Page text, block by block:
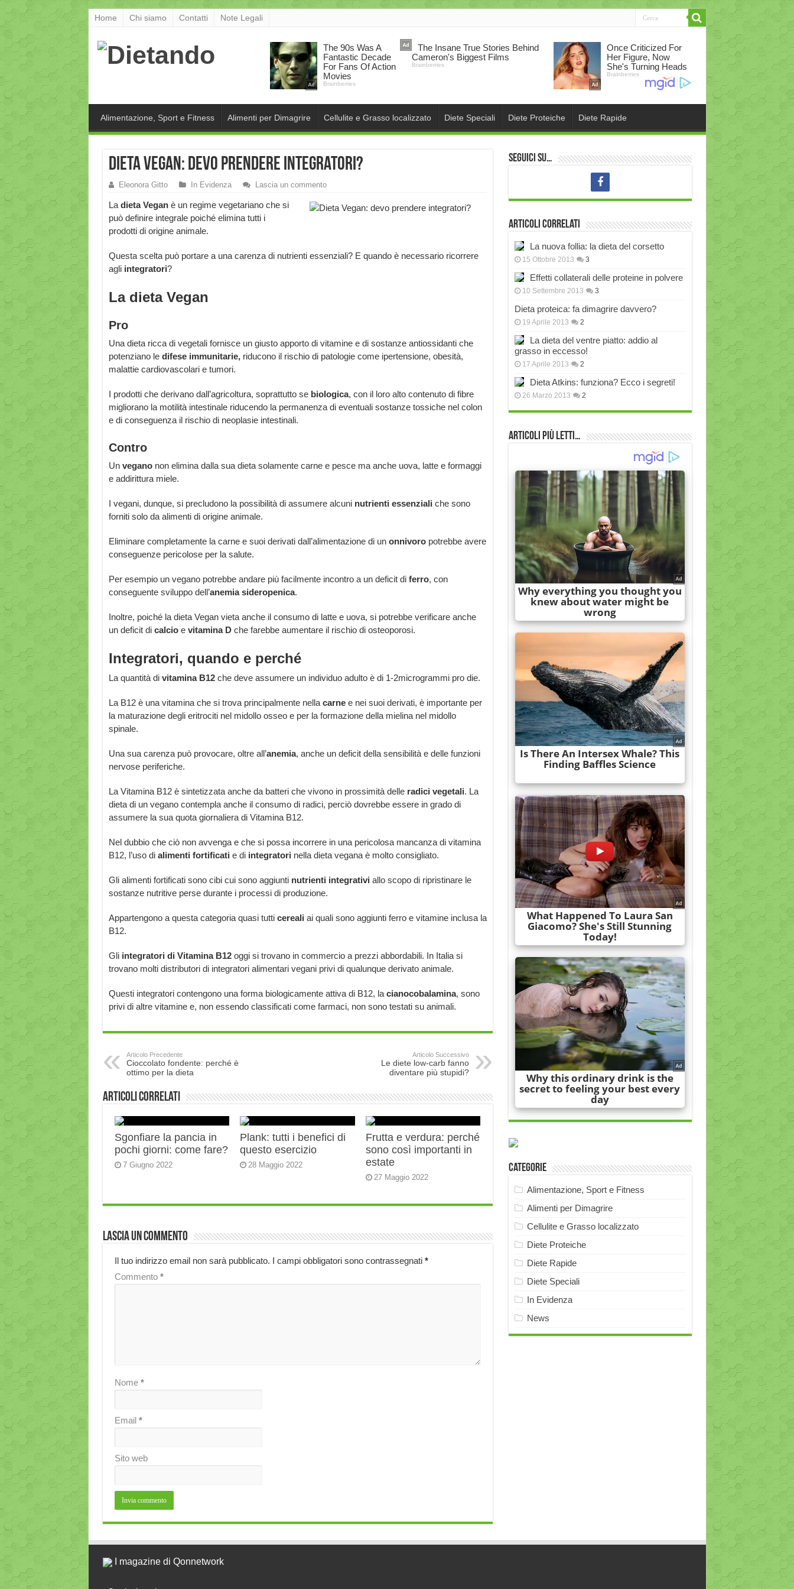
Home Chi siamo Contatti Note Legali
Alimentazione, Sport e Fitness Alimenti per Dimagrire Cellulite e Grasso localizzato Diete Speciali Diete Proteiche Diete Rapide
Dieta Vegan: devo prendere integratori?
Eleonora Gitto In Evidenza Lascia un commento
La dieta Veganè un regime vegetariano che si
può definire integrale poiché elimina tutti i
prodotti di origine animale.
Questa scelta può portare a una carenza di nutrienti essenziali? E quando è necessario ricorrere
agliintegratori?
La dieta Vegan
Pro
Una dieta ricca di vegetali fornisce un giusto apporto di vitamine e di sostanze antiossidanti che
potenziano le difese immunitarie, riducono il rischio di patologie come ipertensione, obesità,
malattie cardiovascolari e tumori.
I prodotti che derivano dall’agricoltura, soprattutto se biologica, con il loro alto contenuto di fibre
migliorano la motilità intestinale riducendo la permanenza di eventuali sostanze tossiche nel colon
e di conseguenza il rischio di neoplasie intestinali.
Contro
Unveganonon elimina dalla sua dieta solamente carne e pesce ma anche uova, latte e formaggi
e addirittura miele.
I vegani, dunque, si precludono la possibilità di assumere alcuni nutrienti essenziali che sono
forniti solo da alimenti di origine animale.
Eliminare completamente la carne e suoi derivati dall’alimentazione di un onnivoropotrebbe avere
conseguenze pericolose per la salute.
Per esempio un vegano potrebbe andare più facilmente incontro a un deficit di ferro, con
conseguente sviluppo dell’anemia sideropenica.
Inoltre, poiché la dieta Vegan vieta anche il consumo di latte e uova, si potrebbe verificare anche
un deficit di calcioe vitamina Dche farebbe aumentare il rischio di osteoporosi.
Integratori, quando e perché
La quantità di vitamina B12che deve assumere un individuo adulto è di 1-2microgrammi pro die.
La B12 è una vitamina che si trova principalmente nella carnee nei suoi derivati, è importante per
la maturazione degli eritrociti nel midollo osseo e per la formazione della mielina nel midollo
spinale.
Una sua carenza può provocare, oltre all’anemia, anche un deficit della sensibilità e delle funzioni
nervose periferiche.
La Vitamina B12 è sintetizzata anche da batteri che vivono in prossimità delle radici vegetali. La
dieta di un vegano contempla anche il consumo di radici, perciò dovrebbe essere in grado di
assumere la sua quota giornaliera di Vitamina B12.
Nel dubbio che ciò non avvenga e che si possa incorrere in una pericolosa mancanza di vitamina
B12, l’uso di alimenti fortificati e di integratori nella dieta vegana è molto consigliato.
Gli alimenti fortificati sono cibi cui sono aggiunti nutrienti integrativi allo scopo di ripristinare le
sostanze nutritive perse durante i processi di produzione.
Appartengono a questa categoria quasi tutti cereali ai quali sono aggiunti ferro e vitamine inclusa la
B12.
Gliintegratori di Vitamina B12oggi si trovano in commercio a prezzi abbordabili. In Italia si
trovano molti distributori di integratori alimentari vegani privi di qualunque derivato animale.
Questi integratori contengono una forma biologicamente attiva di B12, la cianocobalamina, sono
privi di altre vitamine e, non essendo classificati come farmaci, non sono testati su animali.
Articolo Precedente
Cioccolato fondente: perché è
ottimo per la dieta
Articolo Successivo
Le diete low-carb fanno
diventare più stupidi?
Articoli correlati
Sgonfiare la pancia in
pochi giorni: come fare?
7 Giugno 2022
Plank: tutti i benefici di
questo esercizio
28 Maggio 2022
Frutta e verdura: perché
sono così importanti in
estate
27 Maggio 2022
Lascia un commento
Il tuo indirizzo email non sarà pubblicato. I campi obbligatori sono contrassegnati *
Commento *
Nome *
Email *
Sito web
Seguici su…
Articoli correlati
La nuova follia: la dieta del corsetto
15 Ottobre 2013 3
Effetti collaterali delle proteine in polvere
10 Settembre 2013 3
Dieta proteica: fa dimagrire davvero?
19 Aprile 2013 2
La dieta del ventre piatto: addio al
grasso in eccesso!
17 Aprile 2013 2
Dieta Atkins: funziona? Ecco i segreti!
26 Marzo 2013 2
Articoli più Letti…
Categorie
Alimentazione, Sport e Fitness
Alimenti per Dimagrire
Cellulite e Grasso localizzato
Diete Proteiche
Diete Rapide
Diete Speciali
In Evidenza
News
I magazine di Qonnetwork